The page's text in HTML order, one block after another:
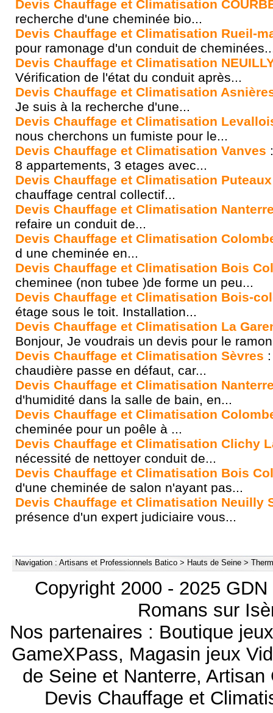
Devis Chauffage et Climatisation
recherche d'une cheminée bio...
Devis Chauffage et Climatisation Rueil-
pour ramonage d'un conduit de
Devis Chauffage et Climatisation
Vérification de l'état du conduit après...
Devis Chauffage et Climatisation
Je suis à la recherche d'une...
Devis Chauffage et Climatisation
nous cherchons un fumiste pour le...
Devis Chauffage et Climatisation Vanves
8 appartements, 3 etages avec...
Devis Chauffage et Climatisation Puteaux
chauffage central collectif...
Devis Chauffage et Climatisation
refaire un conduit de...
Devis Chauffage et Climatisation
d une cheminée en...
Devis Chauffage et Climatisation Bois
cheminee (non tubee )de forme un peu...
Devis Chauffage et Climatisation Bois-
étage sous le toit. Installation...
Devis Chauffage et Climatisation La
Bonjour, Je voudrais un devis pour le
Devis Chauffage et Climatisation Sèvres
chaudière passe en défaut, car...
Devis Chauffage et Climatisation
d'humidité dans la salle de bain, en...
Devis Chauffage et Climatisation
cheminée pour un poêle à ...
Devis Chauffage et Climatisation Clichy
nécessité de nettoyer conduit de...
Devis Chauffage et Climatisation Bois
d'une cheminée de salon n'ayant pas...
Devis Chauffage et Climatisation Neuilly
présence d'un expert judiciaire vous...
Navigation : Artisans et Professionnels Batico > Hauts de Seine >
Copyright 2000 - 2025
Romans sur
Nos partenaires : Boutique
GameXPass, Magasin jeux
de Seine et Nanterre, Artisan
Devis Chauffage et